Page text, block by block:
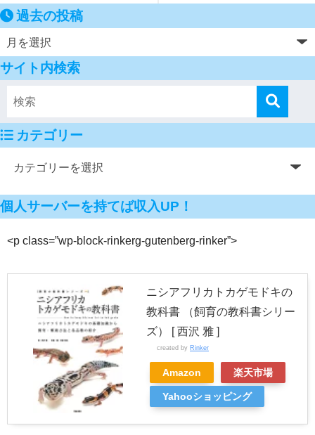
過去の投稿
サイト内検索
カテゴリー
個人サーバーを持てば収入UP！
<p class=”wp-block-rinkerg-gutenberg-rinker”>
ニシアフリカトカゲモドキの
教科書 （飼育の教科書シリー
ズ） [ 西沢 雅 ]
created by Rinker
Amazon 楽天市場
Yahooショッピング